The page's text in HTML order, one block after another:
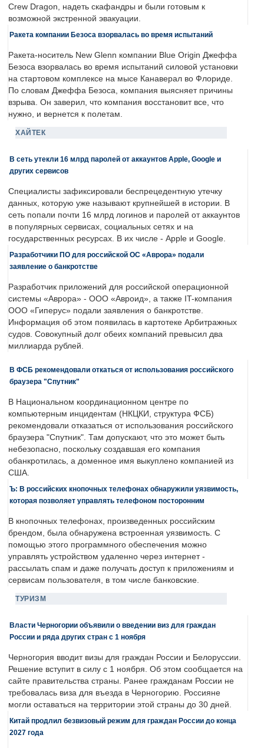
Crew Dragon, надеть скафандры и были готовым к
возможной экстренной эвакуации.
Ракета компании Безоса взорвалась во время испытаний
Ракета-носитель New Glenn компании Blue Origin Джеффа
Безоса взорвалась во время испытаний силовой установки
на стартовом комплексе на мысе Канаверал во Флориде.
По словам Джеффа Безоса, компания выясняет причины
взрыва. Он заверил, что компания восстановит все, что
нужно, и вернется к полетам.
ХАЙТЕК
В сеть утекли 16 млрд паролей от аккаунтов Apple, Google и
других сервисов
Специалисты зафиксировали беспрецедентную утечку
данных, которую уже называют крупнейшей в истории. В
сеть попали почти 16 млрд логинов и паролей от аккаунтов
в популярных сервисах, социальных сетях и на
государственных ресурсах. В их числе - Apple и Google.
Разработчики ПО для российской ОС «Аврора» подали
заявление о банкротстве
Разработчик приложений для российской операционной
системы «Аврора» - ООО «Авроид», а также IT-компания
ООО «Гиперус» подали заявления о банкротстве.
Информация об этом появилась в картотеке Арбитражных
судов. Совокупный долг обеих компаний превысил два
миллиарда рублей.
В ФСБ рекомендовали откаться от использования российского
браузера "Спутник"
В Национальном координационном центре по
компьютерным инцидентам (НКЦКИ, структура ФСБ)
рекомендовали отказаться от использования российского
браузера "Спутник". Там допускают, что это может быть
небезопасно, поскольку создавшая его компания
обанкротилась, а доменное имя выкуплено компанией из
США.
Ъ: В российских кнопочных телефонах обнаружили уязвимость,
которая позволяет управлять телефоном посторонним
В кнопочных телефонах, произведенных российским
брендом, была обнаружена встроенная уязвимость. С
помощью этого программного обеспечения можно
управлять устройством удаленно через интернет -
рассылать спам и даже получать доступ к приложениям и
сервисам пользователя, в том числе банковские.
ТУРИЗМ
Власти Черногории объявили о введении виз для граждан
России и ряда других стран с 1 ноября
Черногория вводит визы для граждан России и Белоруссии.
Решение вступит в силу с 1 ноября. Об этом сообщается на
сайте правительства страны. Ранее гражданам России не
требовалась виза для въезда в Черногорию. Россияне
могли оставаться на территории этой страны до 30 дней.
Китай продлил безвизовый режим для граждан России до конца
2027 года